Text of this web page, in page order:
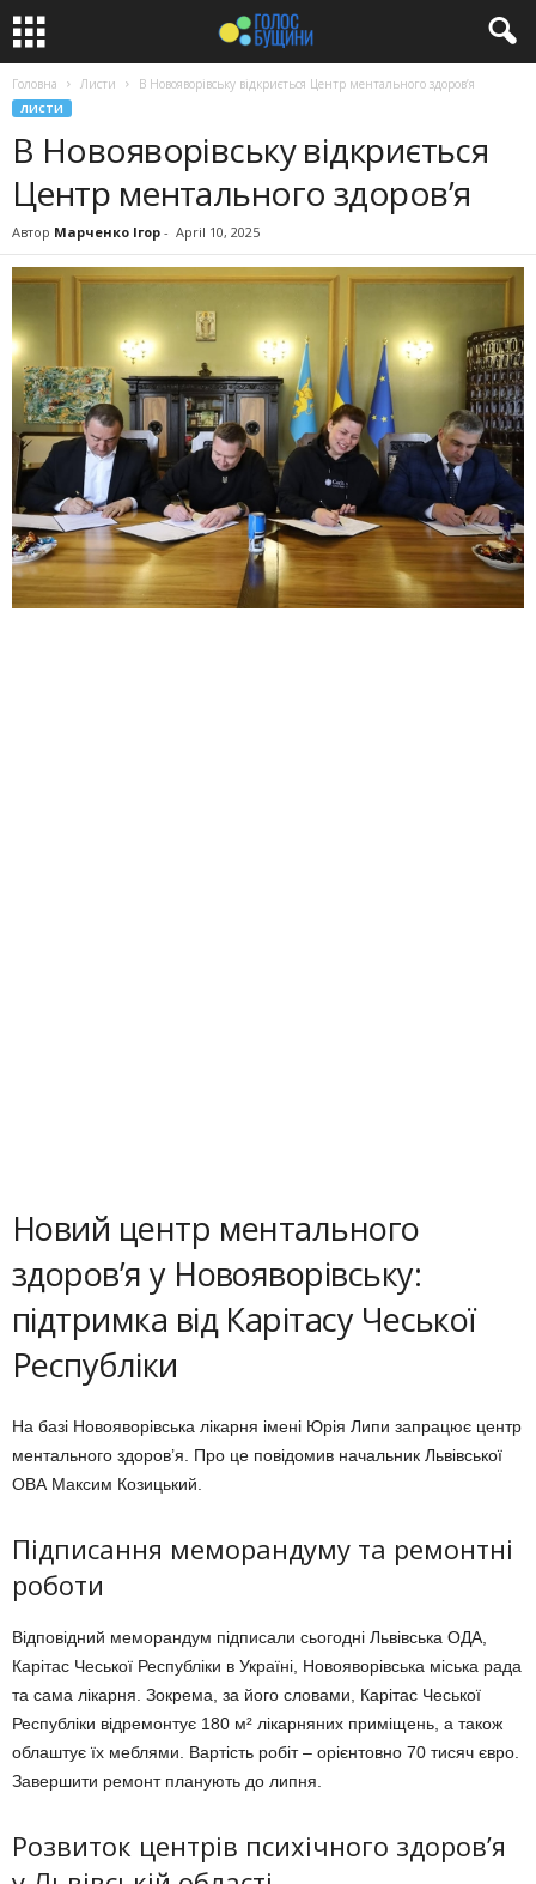
Головна Листи В Новояворівську відкриється Центр ментального здоров’я
ЛИСТИ
В Новояворівську відкриється
Центр ментального здоров’я
Автор Марченко Ігор - April 10, 2025
Новий центр ментального
здоров’я у Новояворівську:
підтримка від Карітасу Чеської
Республіки
На базі Новояворівська лікарня імені Юрія Липи запрацює центр
ментального здоров’я. Про це повідомив начальник Львівської
ОВА Максим Козицький.
Підписання меморандуму та ремонтні
роботи
Відповідний меморандум підписали сьогодні Львівська ОДА,
Карітас Чеської Республіки в Україні, Новояворівська міська рада
та сама лікарня. Зокрема, за його словами, Карітас Чеської
Республіки відремонтує 180 м² лікарняних приміщень, а також
облаштує їх меблями. Вартість робіт – орієнтовно 70 тисяч євро.
Завершити ремонт планують до липня.
Розвиток центрів психічного здоров’я